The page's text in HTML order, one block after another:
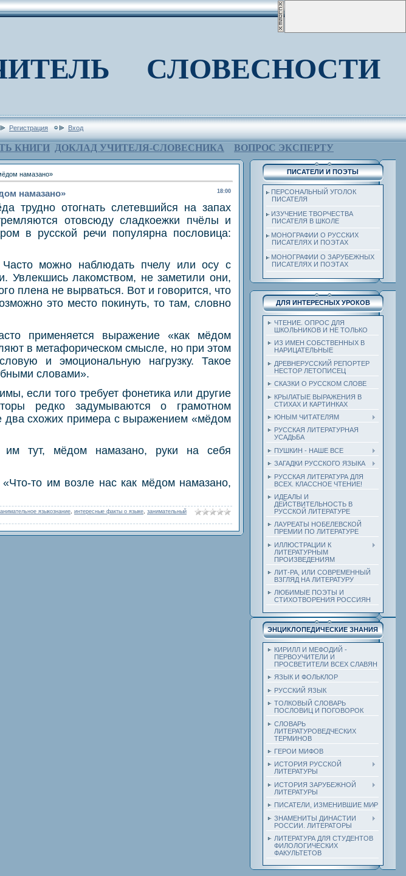
СЛОВЕСНОСТИ
Регистрация Вход
КНИГИ ДОКЛАД УЧИТЕЛЯ-СЛОВЕСНИКА ВОПРОС ЭКСПЕРТУ
намазано»
18:00
намазано»
трудно отогнать слетевшийся на запах
отовсюду сладкоежки пчёлы и
в русской речи популярна пословица:
можно наблюдать пчелу или осу с
лакомством, не заметили они,
плена не вырваться. Вот и говорится, что
это место покинуть, то там, словно
применяется выражение «как мёдом
в метафорическом смысле, но при этом
и эмоциональную нагрузку. Такое
словами».
если того требует фонетика или другие
редко задумываются о грамотном
схожих примера с выражением «мёдом
им тут, мёдом намазано, руки на себя
то им возле нас как мёдом намазано,
языкознание интересные факты о языке занимательный
ПИСАТЕЛИ И ПОЭТЫ
ПЕРСОНАЛЬНЫЙ УГОЛОК
ПИСАТЕЛЯ
ИЗУЧЕНИЕ ТВОРЧЕСТВА
ПИСАТЕЛЯ В ШКОЛЕ
МОНОГРАФИИ О РУССКИХ
ПИСАТЕЛЯХ И ПОЭТАХ
МОНОГРАФИИ О ЗАРУБЕЖНЫХ
ПИСАТЕЛЯХ И ПОЭТАХ
ДЛЯ ИНТЕРЕСНЫХ УРОКОВ
ЧТЕНИЕ. ОПРОС ДЛЯ
ШКОЛЬНИКОВ И НЕ ТОЛЬКО
ИЗ ИМЕН СОБСТВЕННЫХ В
НАРИЦАТЕЛЬНЫЕ
ДРЕВНЕРУССКИЙ РЕПОРТЕР
НЕСТОР ЛЕТОПИСЕЦ
СКАЗКИ О РУССКОМ СЛОВЕ
КРЫЛАТЫЕ ВЫРАЖЕНИЯ В
СТИХАХ И КАРТИНКАХ
ЮНЫМ ЧИТАТЕЛЯМ
РУССКАЯ ЛИТЕРАТУРНАЯ
УСАДЬБА
ПУШКИН - НАШЕ ВСЕ
ЗАГАДКИ РУССКОГО ЯЗЫКА
РУССКАЯ ЛИТЕРАТУРА ДЛЯ
ВСЕХ. КЛАССНОЕ ЧТЕНИЕ!
ИДЕАЛЫ И
ДЕЙСТВИТЕЛЬНОСТЬ В
РУССКОЙ ЛИТЕРАТУРЕ
ЛАУРЕАТЫ НОБЕЛЕВСКОЙ
ПРЕМИИ ПО ЛИТЕРАТУРЕ
ИЛЛЮСТРАЦИИ К
ЛИТЕРАТУРНЫМ
ПРОИЗВЕДЕНИЯМ
ЛИТ-РА, ИЛИ СОВРЕМЕННЫЙ
ВЗГЛЯД НА ЛИТЕРАТУРУ
ЛЮБИМЫЕ ПОЭТЫ И
СТИХОТВОРЕНИЯ РОССИЯН
ЭНЦИКЛОПЕДИЧЕСКИЕ ЗНАНИЯ
КИРИЛЛ И МЕФОДИЙ -
ПЕРВОУЧИТЕЛИ И
ПРОСВЕТИТЕЛИ ВСЕХ СЛАВЯН
ЯЗЫК И ФОЛЬКЛОР
РУССКИЙ ЯЗЫК
ТОЛКОВЫЙ СЛОВАРЬ
ПОСЛОВИЦ И ПОГОВОРОК
СЛОВАРЬ
ЛИТЕРАТУРОВЕДЧЕСКИХ
ТЕРМИНОВ
ГЕРОИ МИФОВ
ИСТОРИЯ РУССКОЙ
ЛИТЕРАТУРЫ
ИСТОРИЯ ЗАРУБЕЖНОЙ
ЛИТЕРАТУРЫ
ПИСАТЕЛИ, ИЗМЕНИВШИЕ МИР
ЗНАМЕНИТЫ ДИНАСТИИ
РОССИИ. ЛИТЕРАТОРЫ
ЛИТЕРАТУРА ДЛЯ СТУДЕНТОВ
ФИЛОЛОГИЧЕСКИХ
ФАКУЛЬТЕТОВ